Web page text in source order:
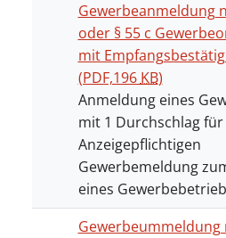
Gewerbeanmeldung
oder § 55 c
mit
(PDF,196 KB)
Anmeldung eines
mit 1 Durchschlag
Anzeigepflichtigen
Gewerbemeldung
eines
Gewerbeummeldung